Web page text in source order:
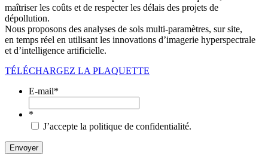
maîtriser les coûts et de respecter les délais des projets de
dépollution.
Nous proposons des analyses de sols multi-paramètres, sur site,
en temps réel en utilisant les innovations d’imagerie hyperspectrale
et d’intelligence artificielle.
TÉLÉCHARGEZ LA PLAQUETTE
E-mail*
*
J’accepte la politique de confidentialité.